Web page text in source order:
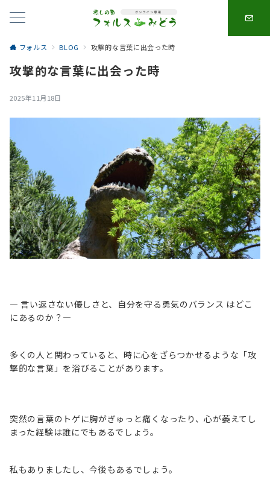
フォルス BLOG 攻撃的な言葉に出会った時
攻撃的な言葉に出会った時
2025年11月18日
— 言い返さない優しさと、自分を守る勇気のバランス はどこ
にあるのか？—
多くの人と関わっていると、時に心をざらつかせるような「攻
撃的な言葉」を浴びることがあります。
突然の言葉のトゲに胸がぎゅっと痛くなったり、心が萎えてし
まった経験は誰にでもあるでしょう。
私もありましたし、今後もあるでしょう。